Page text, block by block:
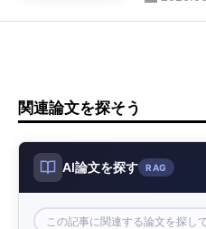
関連論文を探そう
AI論文を探す RAG
この記事に関連する論文を探し